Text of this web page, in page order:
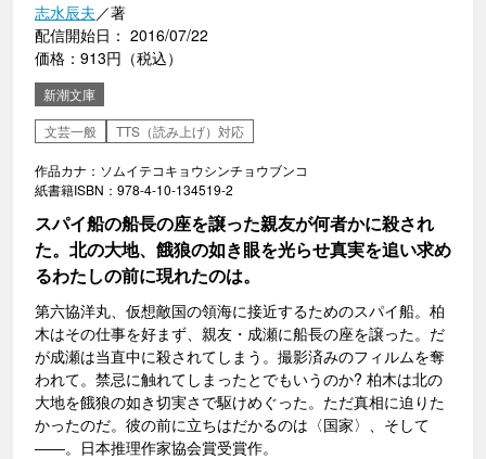
志水辰夫／著
配信開始日： 2016/07/22
価格：913円（税込）
新潮文庫
文芸一般
TTS（読み上げ）対応
作品カナ：ソムイテコキョウシンチョウブンコ
紙書籍ISBN：978-4-10-134519-2
スパイ船の船長の座を譲った親友が何者かに殺され
た。北の大地、餓狼の如き眼を光らせ真実を追い求め
るわたしの前に現れたのは。
第六協洋丸、仮想敵国の領海に接近するためのスパイ船。柏
木はその仕事を好まず、親友・成瀬に船長の座を譲った。だ
が成瀬は当直中に殺されてしまう。撮影済みのフィルムを奪
われて。禁忌に触れてしまったとでもいうのか? 柏木は北の
大地を餓狼の如き切実さで駆けめぐった。ただ真相に迫りた
かったのだ。彼の前に立ちはだかるのは〈国家〉、そして
――。日本推理作家協会賞受賞作。